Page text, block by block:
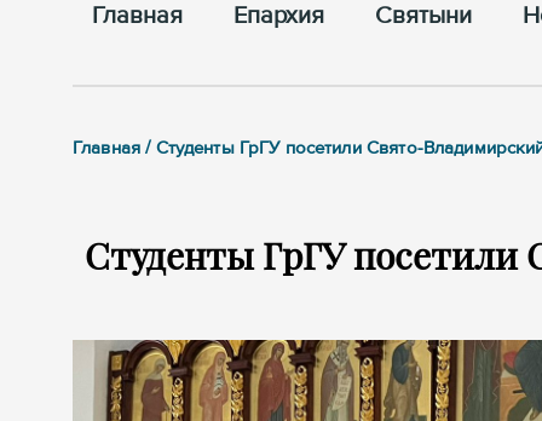
Главная Епархия Cвятыни
Главная / Студенты ГрГУ посетили Свято-
Студенты ГрГУ посетили